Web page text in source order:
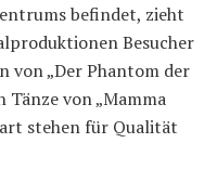
befindet, zieht
Besucher
von „Der Phantom der
Tänze von „Mamma
stehen für Qualität